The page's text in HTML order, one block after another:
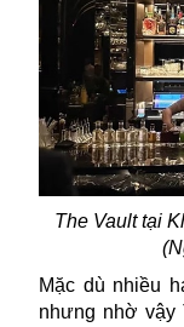
The Vault tại
Mặc dù nhiều
nhưng nhờ vậy